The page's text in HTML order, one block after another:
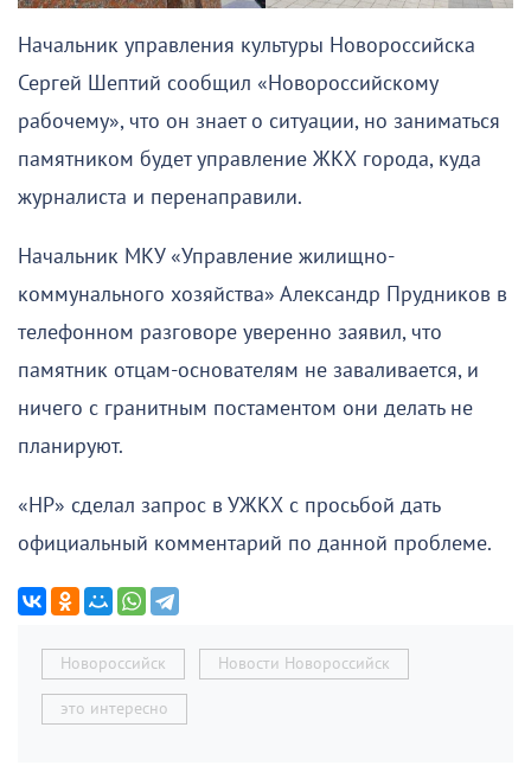
Начальник управления культуры Новороссийска
Сергей Шептий сообщил «Новороссийскому
рабочему», что он знает о ситуации, но заниматься
памятником будет управление ЖКХ города, куда
журналиста и перенаправили.
Начальник МКУ «Управление жилищно-
коммунального хозяйства» Александр Прудников в
телефонном разговоре уверенно заявил, что
памятник отцам-основателям не заваливается, и
ничего с гранитным постаментом они делать не
планируют.
«НР» сделал запрос в УЖКХ с просьбой дать
официальный комментарий по данной проблеме.
Новороссийск Новости Новороссийск
это интересно